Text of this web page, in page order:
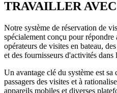
TRAVAILLER
Notre système de réservation de
spécialement conçu pour répondre
opérateurs de visites en bateau,
et des fournisseurs d'activités
Un avantage clé du système est sa
passagers des visites et à
appareils mobiles et diverses